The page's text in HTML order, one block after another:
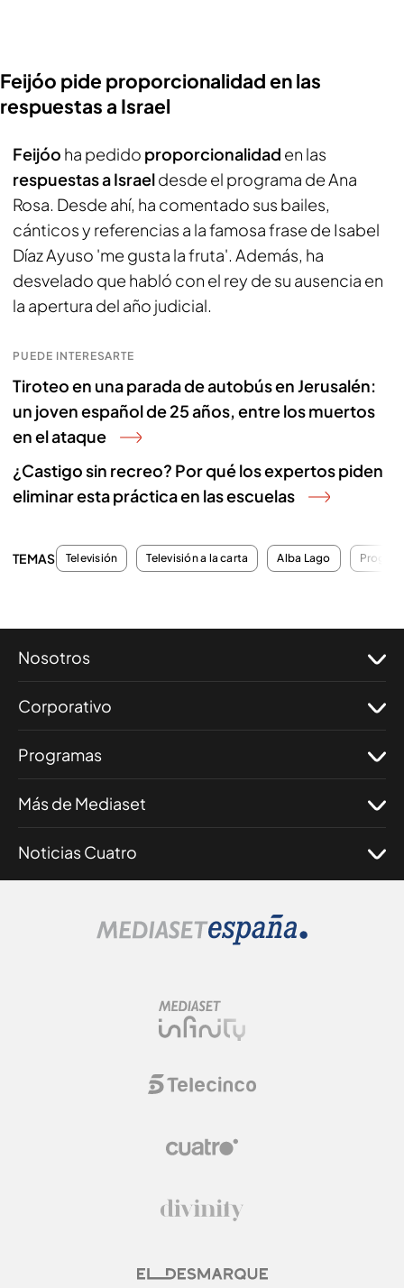
Feijóo pide proporcionalidad en las
respuestas a Israel
Feijóo ha pedido proporcionalidad en las
respuestas a Israeldesde el programa de Ana
Rosa. Desde ahí, ha comentado sus bailes,
cánticos y referencias a la famosa frase de Isabel
Díaz Ayuso 'me gusta la fruta'. Además, ha
desvelado que habló con el rey de su ausencia en
la apertura del año judicial.
PUEDE INTERESARTE
Tiroteo en una parada de autobús en Jerusalén:
un joven español de 25 años, entre los muertos
en el ataque
¿Castigo sin recreo? Por qué los expertos piden
eliminar esta práctica en las escuelas
TEMAS Televisión Televisión a la carta Alba Lago
Nosotros
Corporativo
Programas
Más de Mediaset
Noticias Cuatro